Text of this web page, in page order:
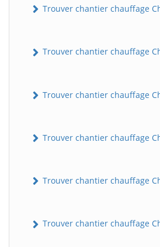
Trouver chantier chauffage
Trouver chantier chauffage
Trouver chantier chauffage
Trouver chantier chauffage
Trouver chantier chauffage
Trouver chantier chauffage